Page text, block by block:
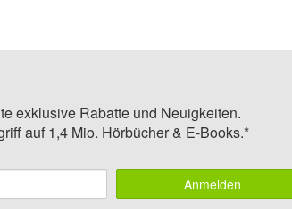
exklusive Rabatte und Neuigkeiten.
auf 1,4 Mio. Hörbücher & E-Books.*
Anmelden